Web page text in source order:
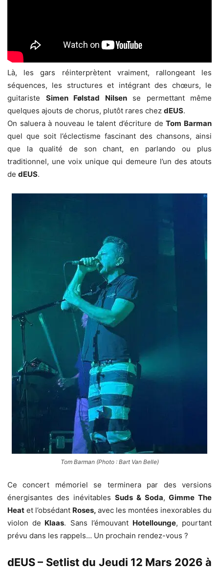
Là, les gars réinterprètent vraiment, rallongeant les
séquences, les structures et intégrant des chœurs, le
guitariste Simen Følstad Nilsense permettant même
quelques ajouts de chorus, plutôt rares chez dEUS.
On saluera à nouveau le talent d’écriture deTom Barman
quel que soit l’éclectisme fascinant des chansons, ainsi
que la qualité de son chant, en parlando ou plus
traditionnel, une voix unique qui demeure l’un des atouts
de dEUS.
Tom Barman (Photo : Bart Van Belle)
Ce concert mémoriel se terminera par des versions
énergisantes des inévitables Suds & Soda, Gimme The
Heat et l’obsédant Roses, avec les montées inexorables du
violon de Klaas. Sans l’émouvant Hotellounge, pourtant
prévu dans les rappels… Un prochain rendez-vous ?
dEUS – Setlist du Jeudi 12 Mars 2026 à